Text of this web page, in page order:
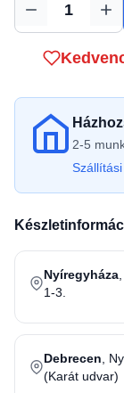
Mennyiség
2-5
Nyíregyháza
1-3.
Debrecen ,
(Karát udvar)